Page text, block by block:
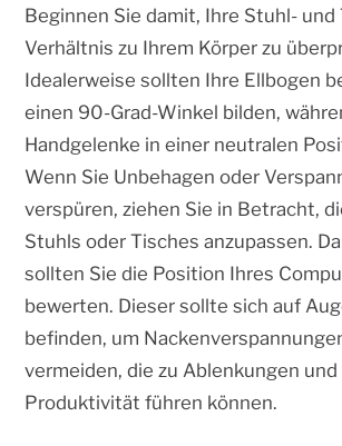
Beginnen Sie damit, Ihre Stuhl- und
Verhältnis zu Ihrem Körper zu
Idealerweise sollten Ihre Ellbogen
einen 90-Grad-Winkel bilden,
Handgelenke in einer neutralen
Wenn Sie Unbehagen oder
verspüren, ziehen Sie in Betracht,
Stuhls oder Tisches anzupassen.
sollten Sie die Position Ihres
bewerten. Dieser sollte sich auf
befinden, um
vermeiden, die zu Ablenkungen
Produktivität führen können.